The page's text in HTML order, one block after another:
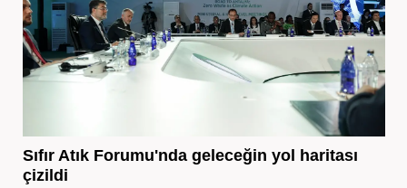
Sıfır Atık Forumu'nda geleceğin yol haritası
çizildi